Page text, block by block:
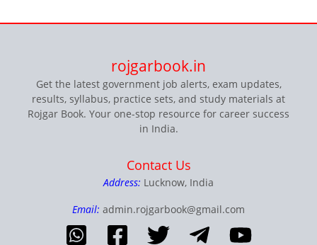
rojgarbook.in
Get the latest government job alerts, exam updates,
results, syllabus, practice sets, and study materials at
Rojgar Book. Your one-stop resource for career success
in India.
Contact Us
Address: Lucknow, India
Email: admin.rojgarbook@gmail.com